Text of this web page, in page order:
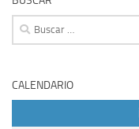
Buscar:
CALENDARIO